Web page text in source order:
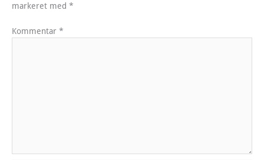
markeret med *
Kommentar *